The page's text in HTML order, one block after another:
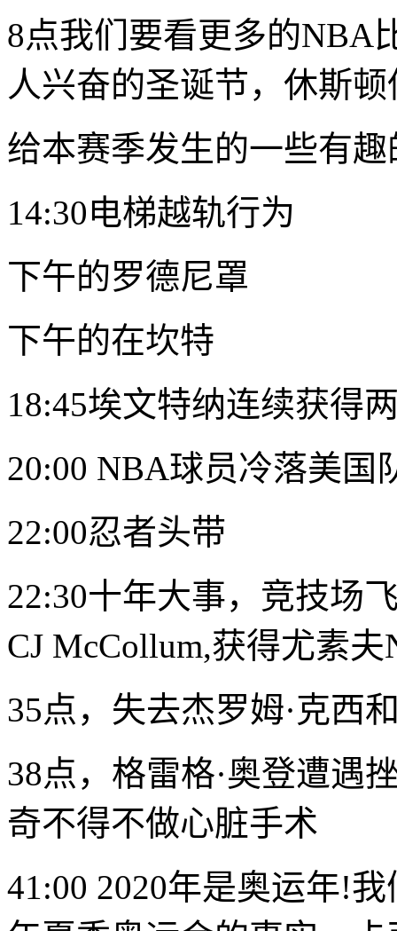
8点我们要看更多的NBA
人兴奋的圣诞节，休斯
给本赛季发生的一些有
14:30电梯越轨行为
下午的罗德尼罩
下午的在坎特
18:45埃文特纳连续获得
20:00 NBA球员冷落美国
22:00忍者头带
22:30十年大事，竞技场
CJ McCollum,获得尤素夫
35点，失去杰罗姆·克西
38点，格雷格·奥登遭遇
奇不得不做心脏手术
41:00 2020年是奥运年!